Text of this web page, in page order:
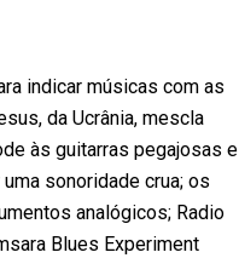
indicar músicas com as
da Ucrânia, mescla
às guitarras pegajosas e
sonoridade crua; os
analógicos; Radio
Blues Experiment